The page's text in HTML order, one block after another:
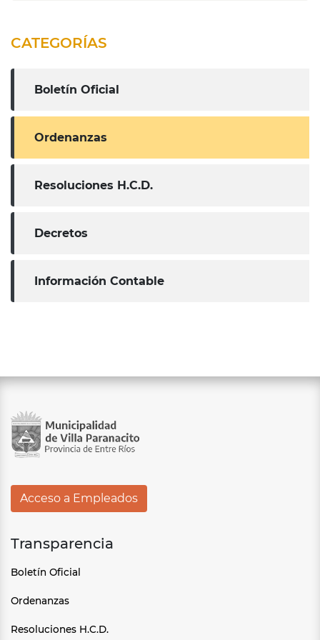
CATEGORÍAS
Boletín Oficial
Ordenanzas
Resoluciones H.C.D.
Decretos
Información Contable
Acceso a Empleados
Transparencia
Boletín Oficial
Ordenanzas
Resoluciones H.C.D.